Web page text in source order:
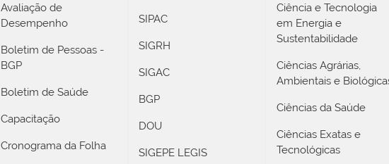
Avaliação de
Desempenho
Boletim de Pessoas -
BGP
Boletim de Saúde
Capacitação
Cronograma da Folha
SIPAC
SIGRH
SIGAC
BGP
DOU
SIGEPE LEGIS
Ciência e Tecnologia
em Energia e
Sustentabilidade
Ciências Agrárias,
Ambientais e
Ciências da Saúde
Ciências Exatas e
Tecnológicas